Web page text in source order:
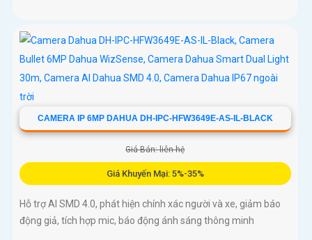
CAMERA IP 6MP DAHUA DH-IPC-HFW3649E-AS-IL-BLACK
Giá Bán: liên hệ
Giá Khuyến Mại: 5%-35%
Hỗ trợ AI SMD 4.0, phát hiện chính xác người và xe, giảm báo
động giả, tích hợp mic, báo động ánh sáng thông minh